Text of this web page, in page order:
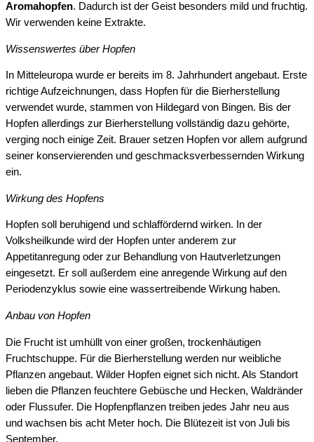
Aromahopfen. Dadurch ist der Geist besonders mild und fruchtig.
Wir verwenden keine Extrakte.
Wissenswertes über Hopfen
In Mitteleuropa wurde er bereits im 8. Jahrhundert angebaut. Erste
richtige Aufzeichnungen, dass Hopfen für die Bierherstellung
verwendet wurde, stammen von Hildegard von Bingen. Bis der
Hopfen allerdings zur Bierherstellung vollständig dazu gehörte,
verging noch einige Zeit. Brauer setzen Hopfen vor allem aufgrund
seiner konservierenden und geschmacksverbessernden Wirkung
ein.
Wirkung des Hopfens
Hopfen soll beruhigend und schlaffördernd wirken. In der
Volksheilkunde wird der Hopfen unter anderem zur
Appetitanregung oder zur Behandlung von Hautverletzungen
eingesetzt. Er soll außerdem eine anregende Wirkung auf den
Periodenzyklus sowie eine wassertreibende Wirkung haben.
Anbau von Hopfen
Die Frucht ist umhüllt von einer großen, trockenhäutigen
Fruchtschuppe. Für die Bierherstellung werden nur weibliche
Pflanzen angebaut. Wilder Hopfen eignet sich nicht. Als Standort
lieben die Pflanzen feuchtere Gebüsche und Hecken, Waldränder
oder Flussufer. Die Hopfenpflanzen treiben jedes Jahr neu aus
und wachsen bis acht Meter hoch. Die Blütezeit ist von Juli bis
September.